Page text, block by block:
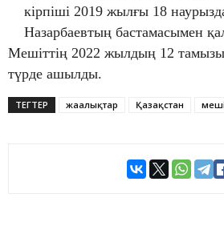
кірпіші 2019 жылғы 18
Назарбаевтың бастамасымен
Мешіттің 2022 жылдың 12
түрде ашылды.
ТЕГТЕР жаңалықтар Қазақстан